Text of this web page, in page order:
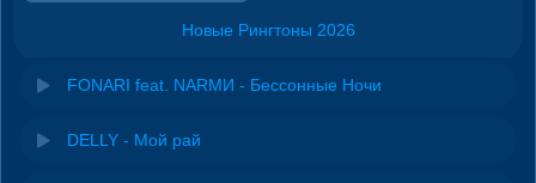
Новые Рингтоны 2026
FONARI feat. NARМИ - Бессонные Ночи
DELLY - Мой рай